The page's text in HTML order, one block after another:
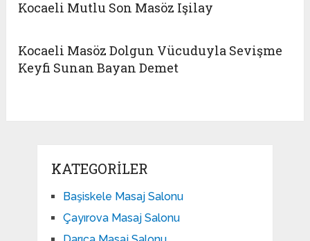
Kocaeli Mutlu Son Masöz Işilay
Kocaeli Masöz Dolgun Vücuduyla Sevişme
Keyfi Sunan Bayan Demet
KATEGORILER
Başiskele Masaj Salonu
Çayırova Masaj Salonu